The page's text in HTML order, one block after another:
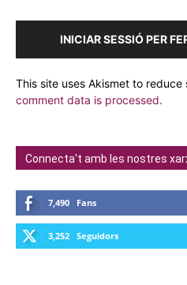
INICIAR SESSIÓ PER
This site uses Akismet to reduce
comment data is processed.
Connecta't amb les nostres
7,490 Fans
3,252 Seguidors